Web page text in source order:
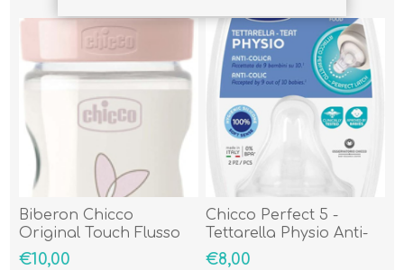
Biberon Chicco
Original Touch Flusso
Lento 0 Mesi + Rosa
€10,00
Chicco Perfect 5 -
Tettarella Physio Anti-
Colica In Silicone 6m+
€8,00